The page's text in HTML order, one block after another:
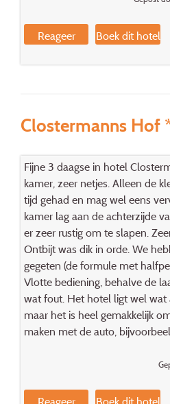
Reageer Boek dit hotel
Clostermanns Hof
Fijne 3 daagse in hotel
kamer, zeer netjes. Alleen de
tijd gehad en mag wel eens
kamer lag aan de achterzijde
er zeer rustig om te slapen.
Ontbijt was dik in orde. We
gegeten (de formule met
Vlotte bediening, behalve de
wat fout. Het hotel ligt wel wat
maar het is heel gemakkelijk
maken met de auto,